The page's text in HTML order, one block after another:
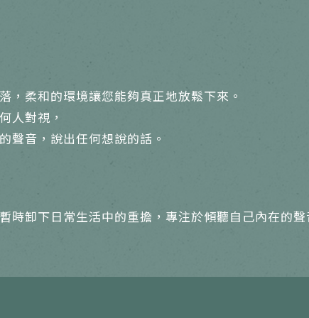
，柔和的環境讓您能夠真正地放鬆下來。
人對視，
聲音，說出任何想說的話。
時卸下日常生活中的重擔，專注於傾聽自己內在的